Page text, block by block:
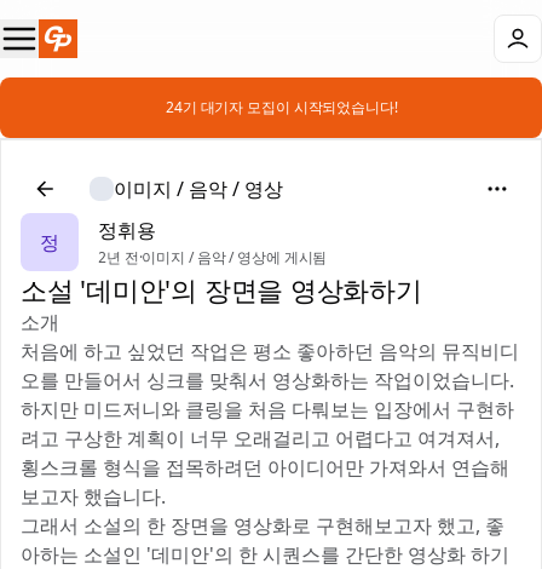
📣 24기 대기자 모집이 시작되었습니다!
이미지 / 음악 / 영상
정
정휘용
2년 전·이미지 / 음악 / 영상에 게시됨
소설 '데미안'의 장면을 영상화하기
소개
처음에 하고 싶었던 작업은 평소 좋아하던 음악의 뮤직비디
오를 만들어서 싱크를 맞춰서 영상화하는 작업이었습니다.
하지만 미드저니와 클링을 처음 다뤄보는 입장에서 구현하
려고 구상한 계획이 너무 오래걸리고 어렵다고 여겨져서,
횡스크롤 형식을 접목하려던 아이디어만 가져와서 연습해
보고자 했습니다.
그래서 소설의 한 장면을 영상화로 구현해보고자 했고, 좋
아하는 소설인 '데미안'의 한 시퀀스를 간단한 영상화 하기